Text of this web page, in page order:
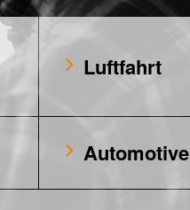
Luftfahrt
Automotive